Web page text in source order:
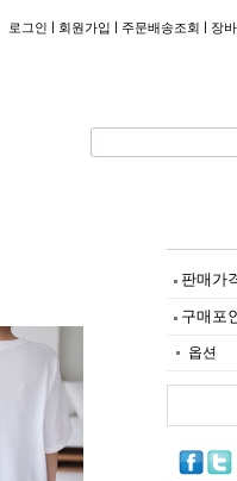
로그인 | 회원가입 | 주문배송조회 | 장
판매가
구매포
옵션